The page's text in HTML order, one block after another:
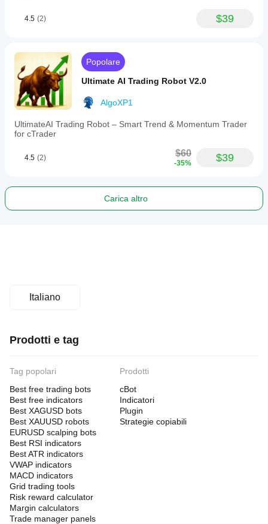
4.5 (2) $39
Popolare
Ultimate AI Trading Robot V2.0
AlgoXP1
UltimateAI Trading Robot – Smart Trend & Momentum Trader
for cTrader
4.5 (2) $60
-35% $39
Carica altro
Italiano
Prodotti e tag
Tag popolari
Best free trading bots
Best free indicators
Best XAGUSD bots
Best XAUUSD robots
EURUSD scalping bots
Best RSI indicators
Best ATR indicators
VWAP indicators
MACD indicators
Grid trading tools
Risk reward calculator
Margin calculators
Trade manager panels
Prodotti
cBot
Indicatori
Plugin
Strategie copiabili